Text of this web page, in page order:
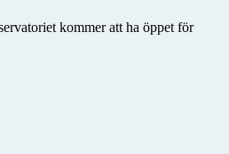
kommer att ha öppet för